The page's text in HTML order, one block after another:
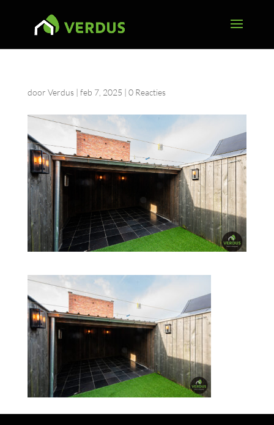
door Verdus| feb 7, 2025 | 0 Reacties